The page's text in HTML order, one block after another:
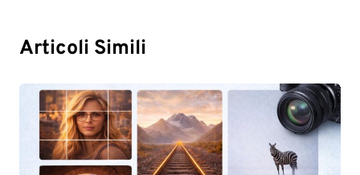
Articoli Simili